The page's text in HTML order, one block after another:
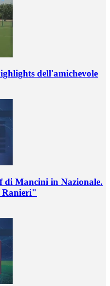
dell'amichevole
di Mancini in Nazionale.
Ranieri"